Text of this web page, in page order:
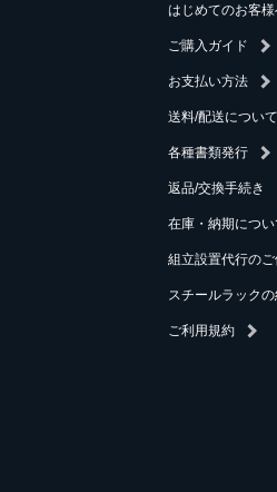
はじめてのお客様
ご購入ガイド
お支払い方法
送料/配送について
各種書類発行
返品/交換手続き
在庫・納期につい
組立設置代行の
スチールラック
ご利用規約